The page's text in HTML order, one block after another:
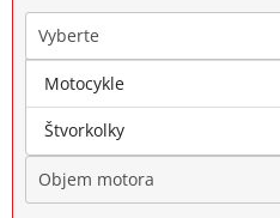
Vyberte
Značka
Objem motora
Motocykle
Štvorkolky